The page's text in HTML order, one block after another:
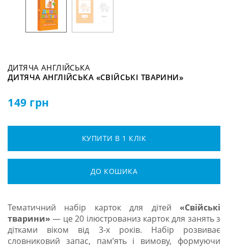
ДИТЯЧА АНГЛІЙСЬКА
ДИТЯЧА АНГЛІЙСЬКА «СВІЙСЬКІ ТВАРИНИ»
149 грн
КУПИТИ В 1 КЛІК
ДО КОШИКА
Тематичний набір карток для дітей «Свійські
тварини» — це 20 ілюстрованиз карток для занять з
дітками віком від 3-х років. Набір розвиває
словниковий запас, памʼять і вимову, формуючи